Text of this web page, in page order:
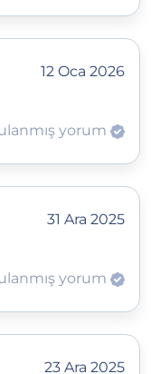
12 Oca 2026
yorum
31 Ara 2025
yorum
23 Ara 2025